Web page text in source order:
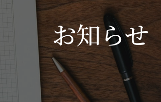
お知らせ